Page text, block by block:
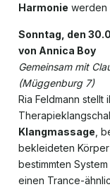
Harmonie werden
Sonntag, den
von Annica Boy
Gemeinsam mit
(Müggenburg 7)
Ria Feldmann stellt
Klangmassage ,
bekleideten
bestimmten
einen Trance-